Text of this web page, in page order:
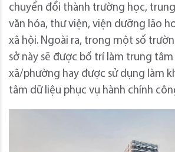
chuyển đổi thành trường học,
văn hóa, thư viện, viện dưỡng lão
xã hội. Ngoài ra, trong một số
sở này sẽ được bố trí làm trung
xã/phường hay được sử dụng làm
tâm dữ liệu phục vụ hành chính